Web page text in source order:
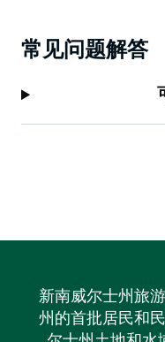
常见问题解答
新南威尔士州旅
州的首批居民和